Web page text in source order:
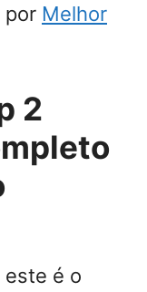
por Melhor
2
é o